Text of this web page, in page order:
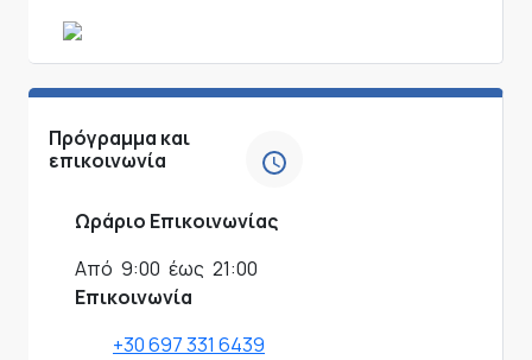
Πρόγραμμα και
επικοινωνία
Ωράριο Επικοινωνίας
Από 9:00 έως 21:00
Επικοινωνία
+30 697 331 6439